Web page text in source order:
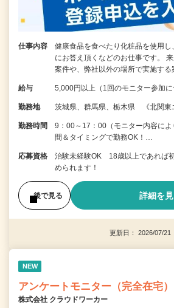
仕事内容
健康食品を食べたり化粧品を使用し
にお答え頂くなどのお仕事です。
案件や、弊社以外の場所で実施す
給与 5,000円以上（1回のモニター参加
勤務地 茨城県、群馬県、栃木県 《北関東
勤務時間
9：00～17：00（モニター内容に
間＆タイミングで勤務OK！…
応募資格
治験未経験OK 18歳以上であれば
められます！
後で見る 詳細を
更新日： 2026/07/
NEW
アンケートモニター（完全在宅）
株式会社 クラウドワーカー